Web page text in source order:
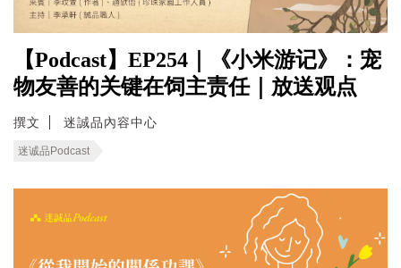
【Podcast】EP254｜《小米游记》：宠
物友善的关键在饲主责任｜放送观点
撰文 迷誠品內容中心
迷诚品Podcast